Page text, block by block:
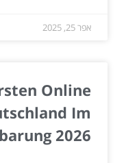
אפר 25, 2025
Online
Im
2026